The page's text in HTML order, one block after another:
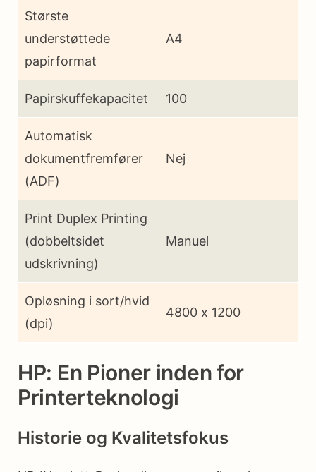
Største
understøttede
papirformat
A4
Papirskuffekapacitet 100
Automatisk
dokumentfremfører
(ADF)
Nej
Print Duplex Printing
(dobbeltsidet
udskrivning)
Manuel
Opløsning i sort/hvid
(dpi)
4800 x 1200
HP: En Pioner inden for
Printerteknologi
Historie og Kvalitetsfokus